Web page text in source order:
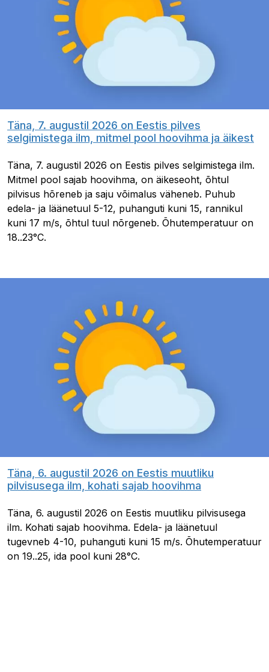
Täna, 7. augustil 2026 on Eestis pilves
selgimistega ilm, mitmel pool hoovihma ja äikest
Täna, 7. augustil 2026 on Eestis pilves selgimistega ilm.
Mitmel pool sajab hoovihma, on äikeseoht, õhtul
pilvisus hõreneb ja saju võimalus väheneb. Puhub
edela- ja läänetuul 5-12, puhanguti kuni 15, rannikul
kuni 17 m/s, õhtul tuul nõrgeneb. Õhutemperatuur on
18..23°C.
Täna, 6. augustil 2026 on Eestis muutliku
pilvisusega ilm, kohati sajab hoovihma
Täna, 6. augustil 2026 on Eestis muutliku pilvisusega
ilm. Kohati sajab hoovihma. Edela- ja läänetuul
tugevneb 4-10, puhanguti kuni 15 m/s. Õhutemperatuur
on 19..25, ida pool kuni 28°C.